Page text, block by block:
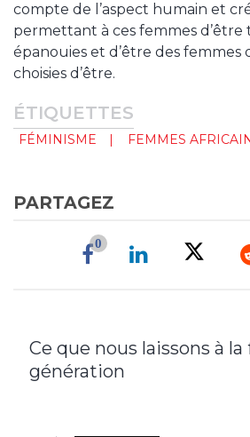
compte de l’aspect humain et
permettant à ces femmes
épanouies et d’être des femmes
choisies d’être.
ÉTIQUETTES
FÉMINISME FEMMES
PARTAGEZ
0
Ce que nous laissons à
génération